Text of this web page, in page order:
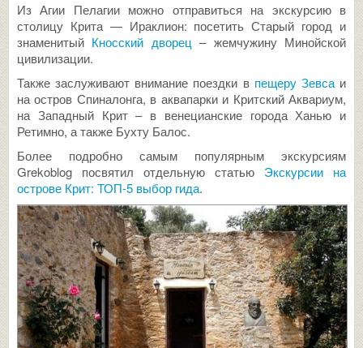
Из Агии Пелагии можно отправиться на экскурсию в
столицу Крита — Ираклион: посетить Старый город и
знаменитый Кносский дворец – жемчужину Минойской
цивилизации.
Также заслуживают внимание поездки в пещеру Зевсаи
на остров Спиналонга, в аквапарки и Критский Аквариум,
на Западный Крит – в венецианские города Ханью и
Ретимно, а также Бухту Балос.
Более подробно самым популярным экскурсиям
Grekoblog посвятил отдельную статью Экскурсии на
острове Крит: ТОП-5 выбор гида.